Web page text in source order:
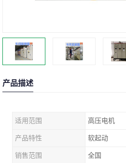
产品描述
适用范围 高压电机
产品特性 软起动
销售范围 全国